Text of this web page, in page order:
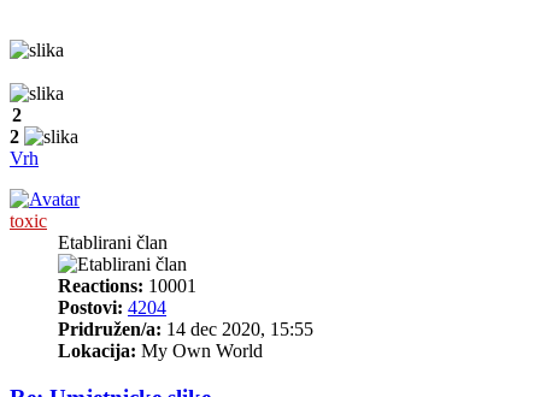
2
2
Vrh
toxic
Etablirani član
Reactions: 10001
Postovi: 4204
Pridružen/a: 14 dec 2020, 15:55
Lokacija: My Own World